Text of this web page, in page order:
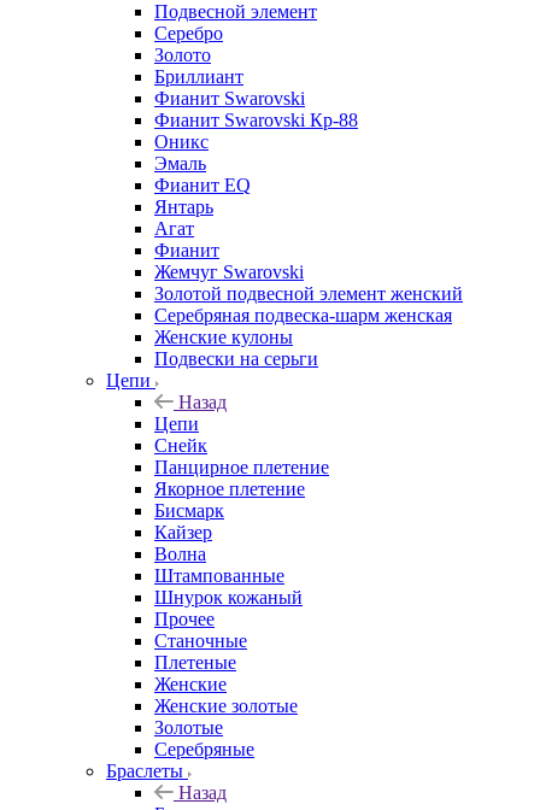
Подвесной элемент
Серебро
Золото
Бриллиант
Фианит Swarovski
Фианит Swarovski Кр-88
Оникс
Эмаль
Фианит EQ
Янтарь
Агат
Фианит
Жемчуг Swarovski
Золотой подвесной элемент женcкий
Серебряная подвеска-шарм женская
Женские кулоны
Подвески на серьги
Цепи
Назад
Цепи
Снейк
Панцирное плетение
Якорное плетение
Бисмарк
Кайзер
Волна
Штампованные
Шнурок кожаный
Прочее
Станочные
Плетеные
Женские
Женские золотые
Золотые
Серебряные
Браслеты
Назад